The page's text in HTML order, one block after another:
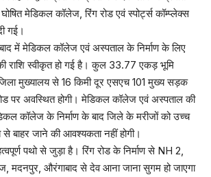
मेडिकल कॉलेज, रिंग रोड एवं स्पोर्ट्स कॉम्प्लेक्स
गई।
में मेडिकल कॉलेज एवं अस्पताल के निर्माण के लिए
राशि स्वीकृत हो गई है। कुल 33.77 एकड़ भूमि
मुख्यालय से 16 किमी दूर एसएच 101 मुख्य सड़क
पर अवस्थित होगी। मेडिकल कॉलेज एवं अस्पताल की
कॉलेज के निर्माण के बाद जिले के मरीजों को उच्च
से बाहर जाने की आवश्यकता नहीं होगी।
पथो से जुड़ा है। रिंग रोड के निर्माण से NH 2,
मदनपुर, औरंगाबाद से देव आना जाना सुगम हो जाएगा